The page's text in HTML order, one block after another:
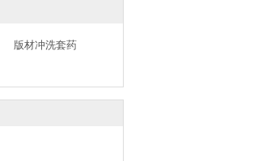
版材冲洗套药